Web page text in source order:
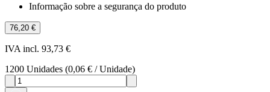
Informação sobre a segurança do produto
76,20 €
IVA incl. 93,73 €
1200 Unidades (0,06 € /Unidade)